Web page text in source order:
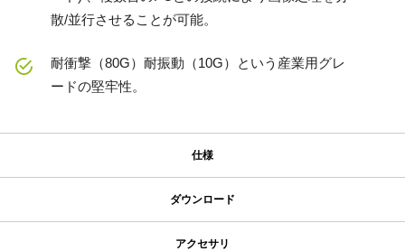
散/並行させることが可能。
耐衝撃（80G）耐振動（10G）という産業用グレ
ードの堅牢性。
仕様
ダウンロード
アクセサリ